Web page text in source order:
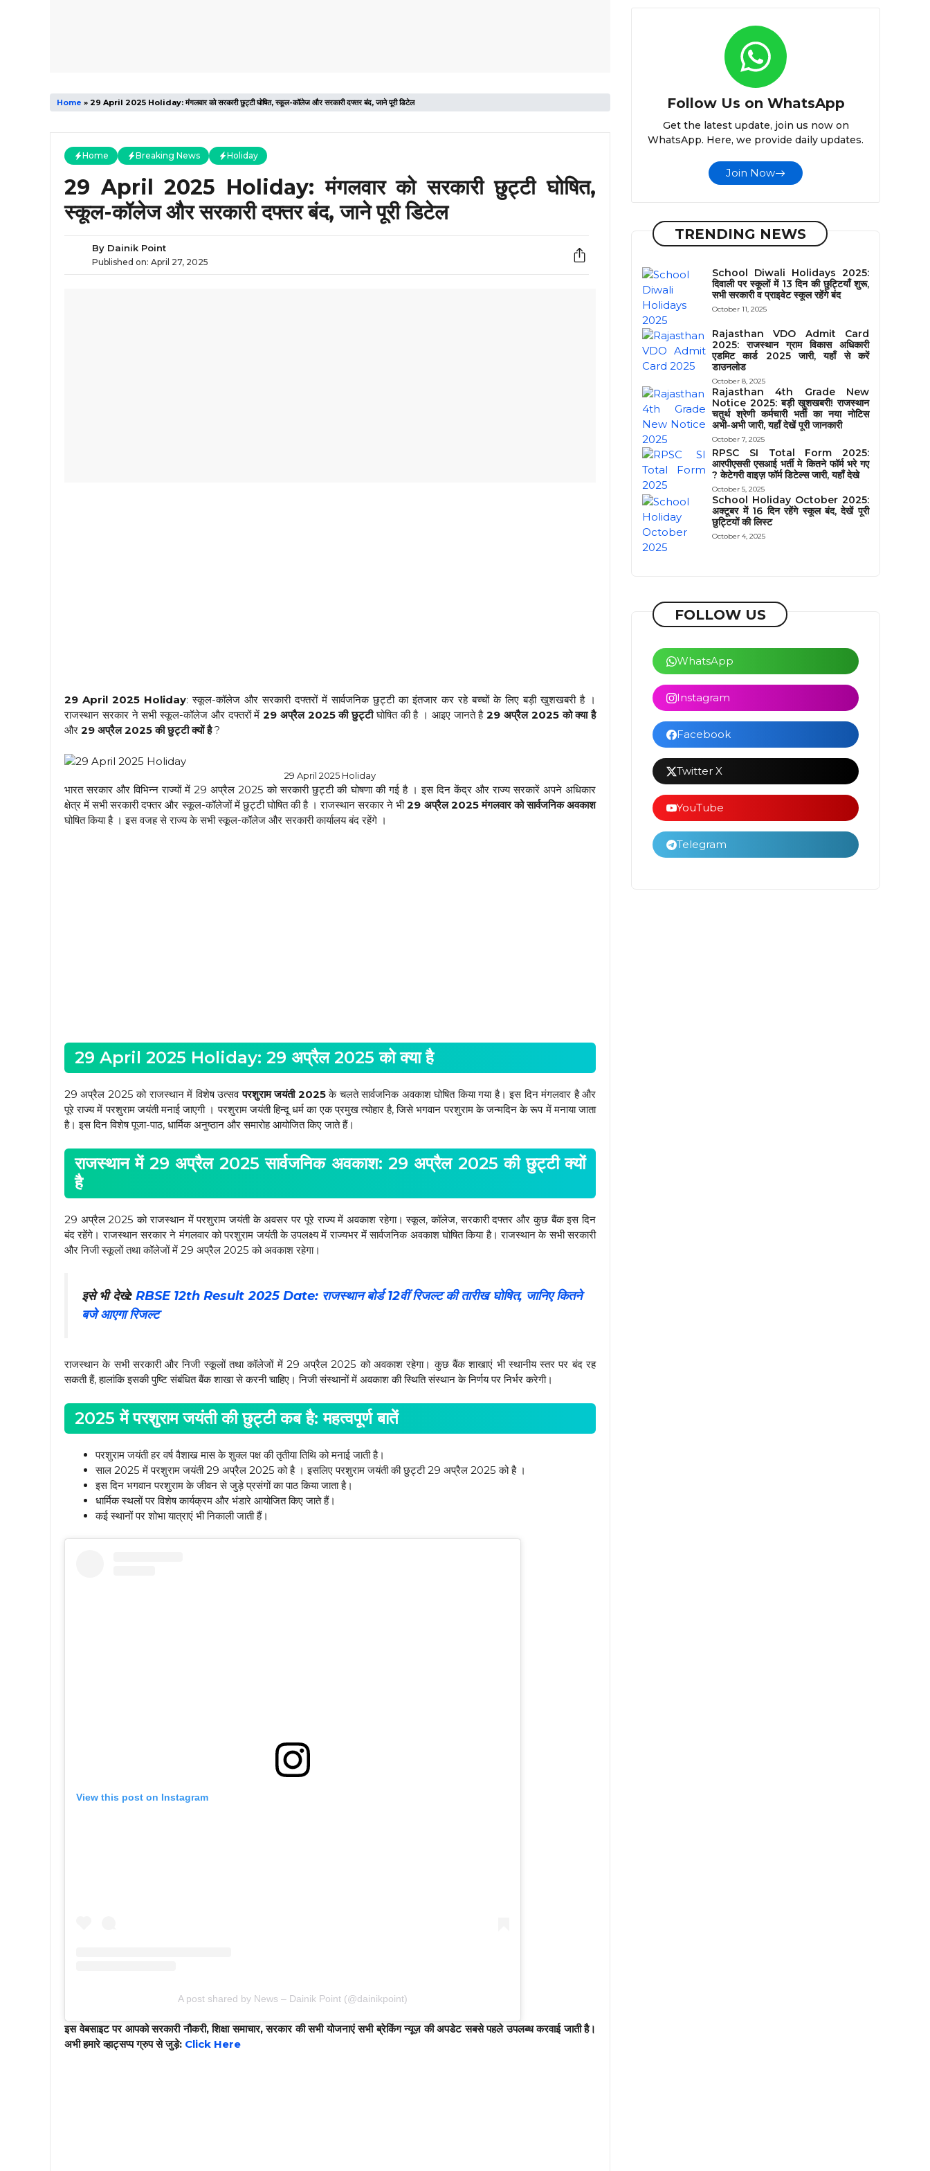
Home » 29 April 2025 Holiday: मंगलवार को सरकारी छुट्टी घोषित, स्कूल-कॉलेज और सरकारी दफ्तर बंद, जाने पूरी डिटेल
Home Breaking News Holiday
29 April 2025 Holiday: मंगलवार को सरकारी छुट्टी घोषित,
स्कूल-कॉलेज और सरकारी दफ्तर बंद, जाने पूरी डिटेल
By Dainik Point
Published on: April 27, 2025
29 April 2025 Holiday: स्कूल-कॉलेज और सरकारी दफ्तरों में सार्वजनिक छुट्टी का इंतजार कर रहे बच्चों के लिए बड़ी खुशखबरी है ।
राजस्थान सरकार ने सभी स्कूल-कॉलेज और दफ्तरों में29 अप्रैल 2025 की छुट्टीघोषित की है । आइए जानते है29 अप्रैल 2025 को क्या है
और 29 अप्रैल 2025 की छुट्टी क्यों है?
29 April 2025 Holiday
भारत सरकार और विभिन्न राज्यों में 29 अप्रैल 2025 को सरकारी छुट्टी की घोषणा की गई है । इस दिन केंद्र और राज्य सरकारें अपने अधिकार
क्षेत्र में सभी सरकारी दफ्तर और स्कूल-कॉलेजों में छुट्टी घोषित की है । राजस्थान सरकार ने भी29 अप्रैल 2025 मंगलवार को सार्वजनिक अवकाश
घोषित किया है । इस वजह से राज्य के सभी स्कूल-कॉलेज और सरकारी कार्यालय बंद रहेंगे ।
29 April 2025 Holiday: 29 अप्रैल 2025 को क्या है
29 अप्रैल 2025 को राजस्थान में विशेष उत्सवपरशुराम जयंती 2025के चलते सार्वजनिक अवकाश घोषित किया गया है। इस दिन मंगलवार है और
पूरे राज्य में परशुराम जयंती मनाई जाएगी । परशुराम जयंती हिन्दू धर्म का एक प्रमुख त्योहार है, जिसे भगवान परशुराम के जन्मदिन के रूप में मनाया जाता
है। इस दिन विशेष पूजा-पाठ, धार्मिक अनुष्ठान और समारोह आयोजित किए जाते हैं।
राजस्थान में 29 अप्रैल 2025 सार्वजनिक अवकाश: 29 अप्रैल 2025 की छुट्टी क्यों
है
29 अप्रैल 2025 को राजस्थान में परशुराम जयंती के अवसर पर पूरे राज्य में अवकाश रहेगा। स्कूल, कॉलेज, सरकारी दफ्तर और कुछ बैंक इस दिन
बंद रहेंगे। राजस्थान सरकार ने मंगलवार को परशुराम जयंती के उपलक्ष्य में राज्यभर में सार्वजनिक अवकाश घोषित किया है। राजस्थान के सभी सरकारी
और निजी स्कूलों तथा कॉलेजों में 29 अप्रैल 2025 को अवकाश रहेगा।
इसे भी देखे: RBSE 12th Result 2025 Date: राजस्थान बोर्ड 12वीं रिजल्ट की तारीख घोषित, जानिए कितने
बजे आएगा रिजल्ट
राजस्थान के सभी सरकारी और निजी स्कूलों तथा कॉलेजों में 29 अप्रैल 2025 को अवकाश रहेगा। कुछ बैंक शाखाएं भी स्थानीय स्तर पर बंद रह
सकती हैं, हालांकि इसकी पुष्टि संबंधित बैंक शाखा से करनी चाहिए। निजी संस्थानों में अवकाश की स्थिति संस्थान के निर्णय पर निर्भर करेगी।
2025 में परशुराम जयंती की छुट्टी कब है: महत्वपूर्ण बातें
परशुराम जयंती हर वर्ष वैशाख मास के शुक्ल पक्ष की तृतीया तिथि को मनाई जाती है।
साल 2025 में परशुराम जयंती 29 अप्रैल 2025 को है । इसलिए परशुराम जयंती की छुट्टी 29 अप्रैल 2025 को है ।
इस दिन भगवान परशुराम के जीवन से जुड़े प्रसंगों का पाठ किया जाता है।
धार्मिक स्थलों पर विशेष कार्यक्रम और भंडारे आयोजित किए जाते हैं।
कई स्थानों पर शोभा यात्राएं भी निकाली जाती हैं।
View this post on Instagram
A post shared by News – Dainik Point (@dainikpoint)
इस वेबसाइट पर आपको सरकारी नौकरी, शिक्षा समाचार, सरकार की सभी योजनाएं सभी ब्रेकिंग न्यूज़ की अपडेट सबसे पहले उपलब्ध करवाई जाती है।
अभी हमारे व्हाट्सप्प ग्रुप से जुड़े: Click Here
Follow Us on WhatsApp
Get the latest update, join us now on
WhatsApp. Here, we provide daily updates.
Join Now
TRENDING NEWS
School Diwali Holidays 2025:
दिवाली पर स्कूलों में 13 दिन की छुट्टियाँ शुरू,
सभी सरकारी व प्राइवेट स्कूल रहेंगे बंद
October 11, 2025
Rajasthan VDO Admit Card
2025: राजस्थान ग्राम विकास अधिकारी
एडमिट कार्ड 2025 जारी, यहाँ से करें
डाउनलोड
October 8, 2025
Rajasthan 4th Grade New
Notice 2025: बड़ी खुशखबरी! राजस्थान
चतुर्थ श्रेणी कर्मचारी भर्ती का नया नोटिस
अभी-अभी जारी, यहाँ देखें पूरी जानकारी
October 7, 2025
RPSC SI Total Form 2025:
आरपीएससी एसआई भर्ती मे कितने फॉर्म भरे गए
? केटेगरी वाइज़ फॉर्म डिटेल्स जारी, यहाँ देखे
October 5, 2025
School Holiday October 2025:
अक्टूबर में 16 दिन रहेंगे स्कूल बंद, देखें पूरी
छुट्टियों की लिस्ट
October 4, 2025
FOLLOW US
WhatsApp
Instagram
Facebook
Twitter X
YouTube
Telegram